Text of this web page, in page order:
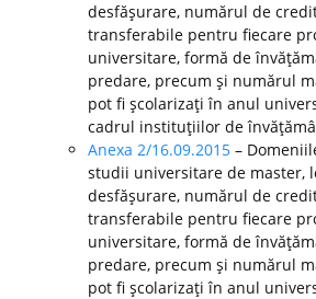
desfăşurare, numărul de
transferabile pentru fiecare
universitare, formă de
predare, precum şi numărul
pot fi şcolarizaţi în anul
cadrul instituţiilor de
Anexa 2/16.09.2015 –
studii universitare de master,
desfăşurare, numărul de
transferabile pentru fiecare
universitare, formă de
predare, precum şi numărul
pot fi şcolarizaţi în anul